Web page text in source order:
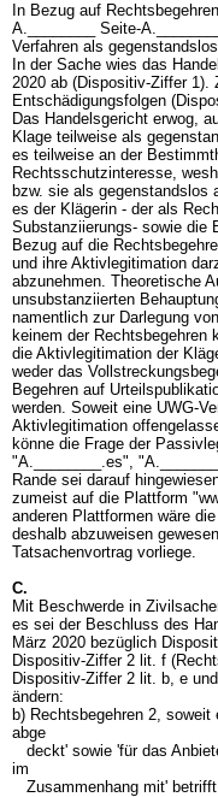
In Bezug auf
A.________ Seite-
Verfahren als
In der Sache wies das
2020 ab (Dispositiv-Ziffer 1).
Entschädigungsfolgen
Das Handelsgericht erwog,
Klage teilweise als
es teilweise an der
Rechtsschutzinteresse,
bzw. sie als gegenstandslos
es der Klägerin - der als
Substanziierungs- sowie die
Bezug auf die
und ihre Aktivlegitimation
abzunehmen. Theoretische
unsubstanziierten
namentlich zur Darlegung
keinem der Rechtsbegehren
die Aktivlegitimation der
weder das
Begehren auf
werden. Soweit eine UWG-
Aktivlegitimation
könne die Frage der
"A.________.es",
Rande sei darauf
zumeist auf die Plattform
anderen Plattformen wäre
deshalb abzuweisen
Tatsachenvortrag vorliege.
C.
Mit Beschwerde in
es sei der Beschluss des
März 2020 bezüglich
Dispositiv-Ziffer 2 lit. f
Dispositiv-Ziffer 2 lit. b, e
ändern:
b) Rechtsbegehren 2,
abge
deckt' sowie 'für das
im
Zusammenhang mit'